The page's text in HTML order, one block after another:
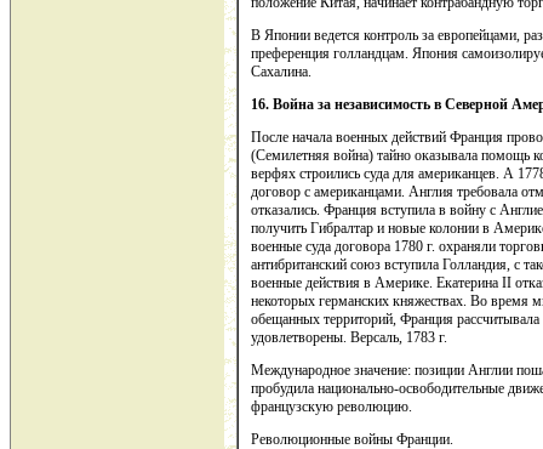
В Японии ведется контроль за европейцами,
преференция голландцам. Япония
Сахалина.
16. Война за независимость в Северной
После начала военных действий Франция
(Семилетняя война) тайно оказывала помощь
верфях строились суда для американцев. А
договор с американцами. Англия требовала
отказались. Франция вступила в войну с
получить Гибралтар и новые колонии в
военные суда договора 1780 г. охраняли
антибританский союз вступила Голландия, с
военные действия в Америке. Екатерина II
некоторых германских княжествах. Во время
обещанных территорий, Франция
удовлетворены. Версаль, 1783 г.
Международное значение: позиции Англии
пробудила национально-освободительные
французскую революцию.
Революционные войны Франции.